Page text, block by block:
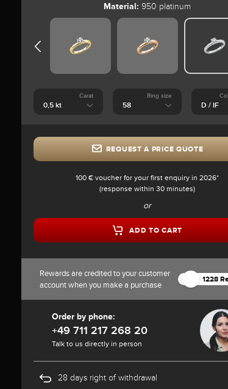
Material: 950 platinum
Carat Ring size
REQUEST A PRICE QUOTE
100 € voucher for your first enquiry in 2026*
(response within 30 minutes)
or
ADD TO CART
Rewards are credited to your customer
account when you make a purchase
1228
Order by phone:
+49 711 217 268 20
Talk to us directly in person
28 days right of withdrawal